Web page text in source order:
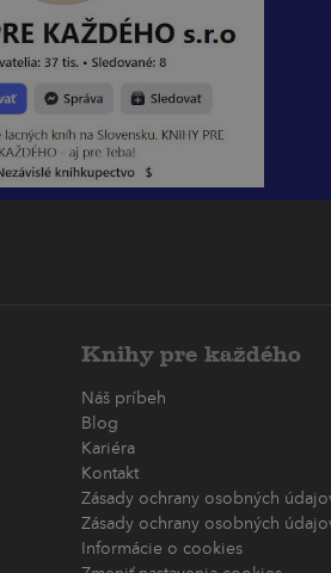
Knihy pre každého
Náš príbeh
Blog
Kariéra
Kontakt
Zásady ochrany osobných
Zásady ochrany osobných
Informácie o cookies